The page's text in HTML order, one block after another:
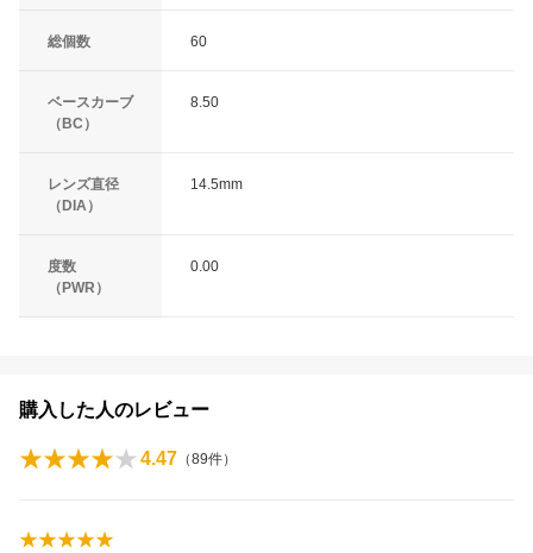
総個数 60
ベースカーブ
（BC）
8.50
レンズ直径
（DIA）
14.5mm
度数
（PWR）
0.00
購入した人のレビュー
4.47 （89件）